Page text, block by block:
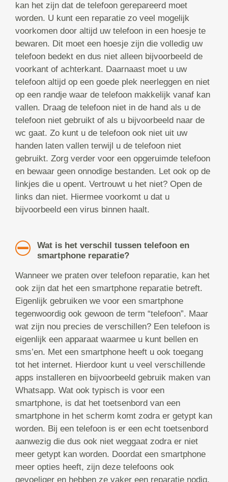
kan het zijn dat de telefoon gerepareerd moet
worden. U kunt een reparatie zo veel mogelijk
voorkomen door altijd uw telefoon in een hoesje te
bewaren. Dit moet een hoesje zijn die volledig uw
telefoon bedekt en dus niet alleen bijvoorbeeld de
voorkant of achterkant. Daarnaast moet u uw
telefoon altijd op een goede plek neerleggen en niet
op een randje waar de telefoon makkelijk vanaf kan
vallen. Draag de telefoon niet in de hand als u de
telefoon niet gebruikt of als u bijvoorbeeld naar de
wc gaat. Zo kunt u de telefoon ook niet uit uw
handen laten vallen terwijl u de telefoon niet
gebruikt. Zorg verder voor een opgeruimde telefoon
en bewaar geen onnodige bestanden. Let ook op de
linkjes die u opent. Vertrouwt u het niet? Open de
links dan niet. Hiermee voorkomt u dat u
bijvoorbeeld een virus binnen haalt.
Wat is het verschil tussen telefoon en
smartphone reparatie?
Wanneer we praten over telefoon reparatie, kan het
ook zijn dat het een smartphone reparatie betreft.
Eigenlijk gebruiken we voor een smartphone
tegenwoordig ook gewoon de term “telefoon”. Maar
wat zijn nou precies de verschillen? Een telefoon is
eigenlijk een apparaat waarmee u kunt bellen en
sms’en. Met een smartphone heeft u ook toegang
tot het internet. Hierdoor kunt u veel verschillende
apps installeren en bijvoorbeeld gebruik maken van
Whatsapp. Wat ook typisch is voor een
smartphone, is dat het toetsenbord van een
smartphone in het scherm komt zodra er getypt kan
worden. Bij een telefoon is er een echt toetsenbord
aanwezig die dus ook niet weggaat zodra er niet
meer getypt kan worden. Doordat een smartphone
meer opties heeft, zijn deze telefoons ook
gevoeliger en hebben ze vaker een reparatie nodig.